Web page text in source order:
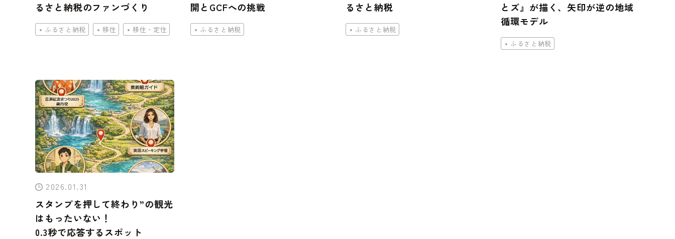
るさと納税のファンづくり
ふるさと納税 移住 移住・定住
開とGCFへの挑戦
ふるさと納税
るさと納税
ふるさと納税
とズ』が描く、矢印が逆の地域
循環モデル
ふるさと納税
2026.01.31
スタンプを押して終わり”の観光
はもったいない！
0.3秒で応答するスポット